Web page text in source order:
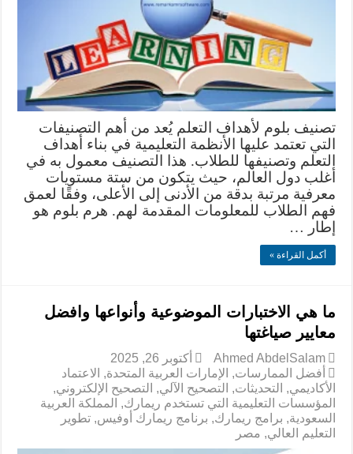
تصنيف بلوم لأهداف التعلم يُعد من أهم التصنيفات
التي تعتمد عليها الأنظمة التعليمية في بناء أهداف
التعلم وتصنيفها للطلاب. هذا التصنيف معمول به في
أغلب دول العالم، حيث يتكون من ستة مستويات
معرفية مرتبة بدقة من الأدنى إلى الأعلى، وفقًا لعمق
فهم الطلاب للمعلومات المقدمة لهم. هرم بلوم هو
إطار …
أكمل القراءة »
ما هي الاختبارات الموضوعية وأنواعها وافضل
معايير صياغتها
Ahmed AbdelSalam
أكتوبر 26, 2025
أفضل الممارسات, الإمارات العربية المتحدة, الاعتماد
الأكاديمي, التحديثات, التصحيح الآلي, التصحيح الإلكتروني,
المؤسسات التعليمية التي تستخدم ريمارك, المملكة العربية
السعودية, برامج ريمارك, برنامج ريمارك أوفيس,تطوير
التعليم العالي, مصر